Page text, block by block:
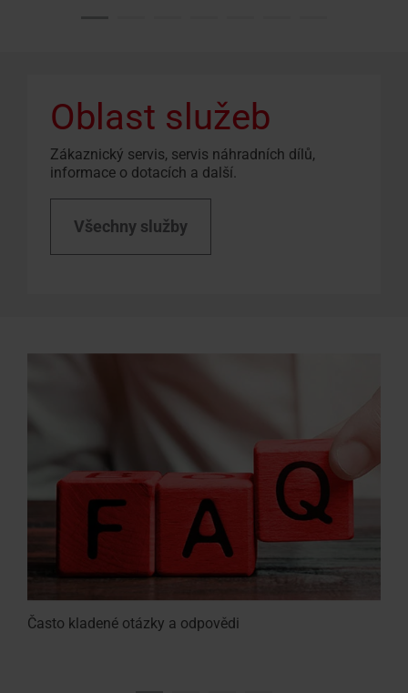
Oblast služeb
Zákaznický servis, servis náhradních dílů,
informace o dotacích a další.
Všechny služby
Často kladené otázky a odpovědi